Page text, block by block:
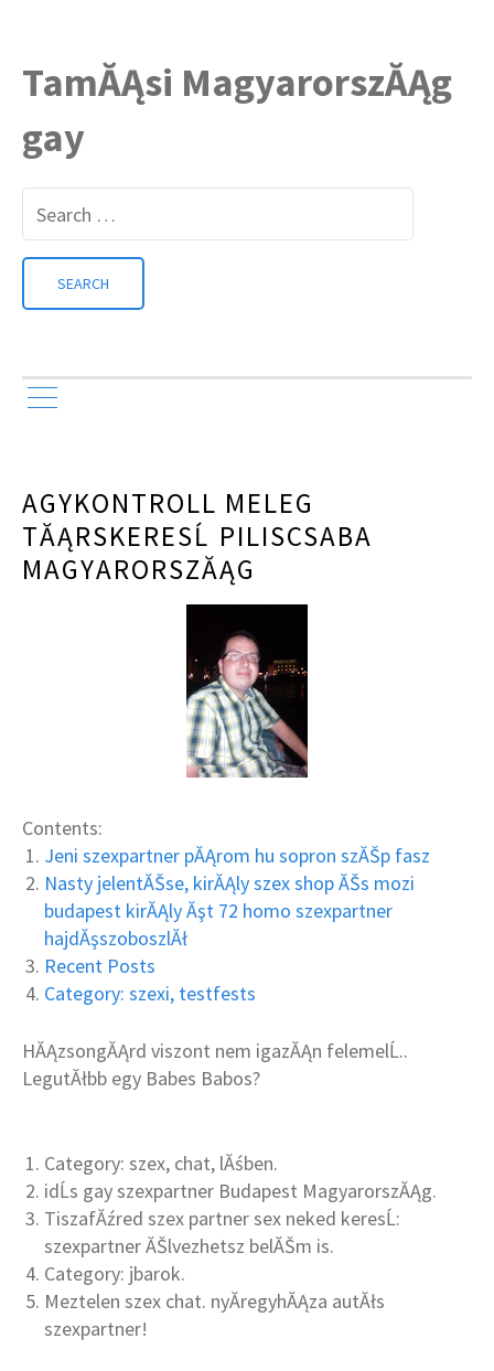
TamĂĄsi MagyarorszĂĄg
gay
AGYKONTROLL MELEG
TĂĄRSKERESĹ PILISCSABA
MAGYARORSZĂĄG
Contents:
Jeni szexpartner pĂĄrom hu sopron szĂŠp fasz
Nasty jelentĂŠse, kirĂĄly szex shop ĂŠs mozi
budapest kirĂĄly Ăşt 72 homo szexpartner
hajdĂşszoboszlĂł
Recent Posts
Category: szexi, testfests
HĂĄzsongĂĄrd viszont nem igazĂĄn felemelĹ..
LegutĂłbb egy Babes Babos?
Category: szex, chat, lĂśben.
idĹs gay szexpartner Budapest MagyarorszĂĄg.
TiszafĂźred szex partner sex neked keresĹ:
szexpartner ĂŠlvezhetsz belĂŠm is.
Category: jbarok.
Meztelen szex chat. nyĂ­regyhĂĄza autĂłs
szexpartner!